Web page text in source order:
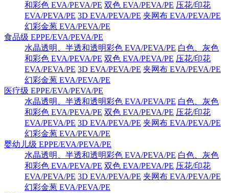
和彩色 EVA/PEVA/PE 双色 EVA/PEVA/PE 压花/印花
EVA/PEVA/PE 3D EVA/PEVA/PE 夹网布 EVA/PEVA/PE
幻彩金葱 EVA/PEVA/PE
食品级 EPPE/EVA/PEVA/PE
水晶透明、半透和透明彩色 EVA/PEVA/PE 白色、灰色
和彩色 EVA/PEVA/PE 双色 EVA/PEVA/PE 压花/印花
EVA/PEVA/PE 3D EVA/PEVA/PE 夹网布 EVA/PEVA/PE
幻彩金葱 EVA/PEVA/PE
医疗级 EPPE/EVA/PEVA/PE
水晶透明、半透和透明彩色 EVA/PEVA/PE 白色、灰色
和彩色 EVA/PEVA/PE 双色 EVA/PEVA/PE 压花/印花
EVA/PEVA/PE 3D EVA/PEVA/PE 夹网布 EVA/PEVA/PE
幻彩金葱 EVA/PEVA/PE
婴幼儿级 EPPE/EVA/PEVA/PE
水晶透明、半透和透明彩色 EVA/PEVA/PE 白色、灰色
和彩色 EVA/PEVA/PE 双色 EVA/PEVA/PE 压花/印花
EVA/PEVA/PE 3D EVA/PEVA/PE 夹网布 EVA/PEVA/PE
幻彩金葱 EVA/PEVA/PE